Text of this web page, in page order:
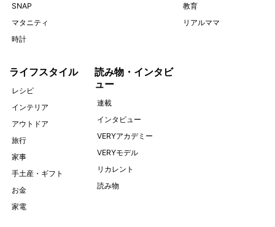
SNAP
マタニティ
時計
教育
リアルママ
ライフスタイル
レシピ
インテリア
アウトドア
旅行
家事
手土産・ギフト
お金
家電
読み物・インタビ
ュー
連載
インタビュー
VERYアカデミー
VERYモデル
リカレント
読み物